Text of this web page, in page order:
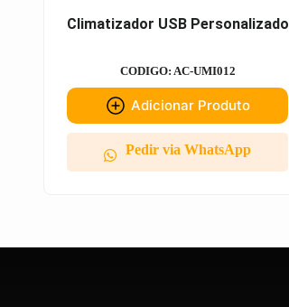
Climatizador USB Personalizado
CODIGO: AC-UMI012
Adicionar Produto
Pedir via WhatsApp